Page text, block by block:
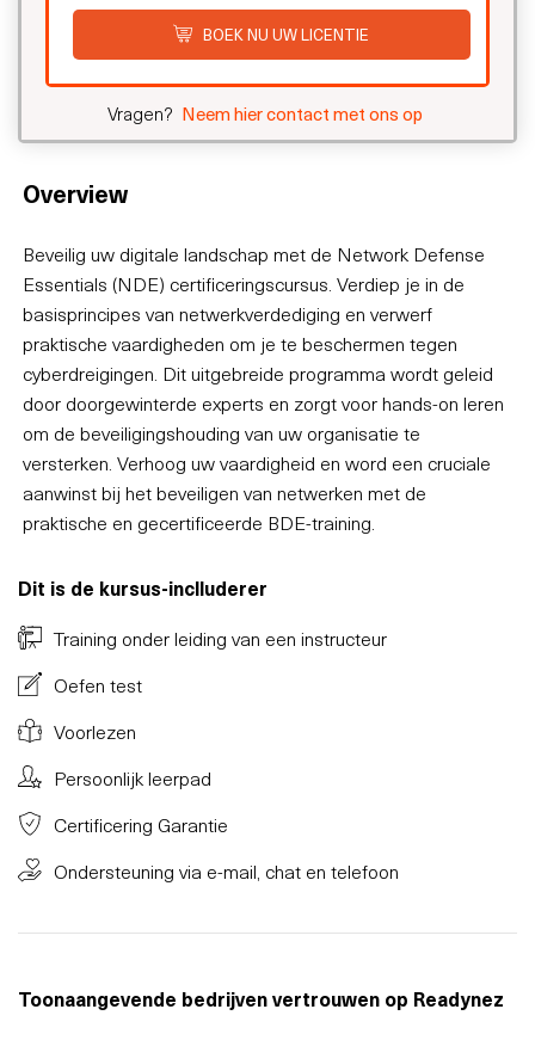
Overview
Beveilig uw digitale landschap met de Network Defense
Essentials (NDE) certificeringscursus. Verdiep je in de
basisprincipes van netwerkverdediging en verwerf
praktische vaardigheden om je te beschermen tegen
cyberdreigingen. Dit uitgebreide programma wordt geleid
door doorgewinterde experts en zorgt voor hands-on leren
om de beveiligingshouding van uw organisatie te
versterken. Verhoog uw vaardigheid en word een cruciale
aanwinst bij het beveiligen van netwerken met de
praktische en gecertificeerde BDE-training.
Dit is de kursus-inclluderer
Training onder leiding van een instructeur
Oefen test
Voorlezen
Persoonlijk leerpad
Certificering Garantie
Ondersteuning via e-mail, chat en telefoon
Toonaangevende bedrijven vertrouwen op Readynez
BOEK NU UW LICENTIE
Vragen? Neem hier contact met ons op